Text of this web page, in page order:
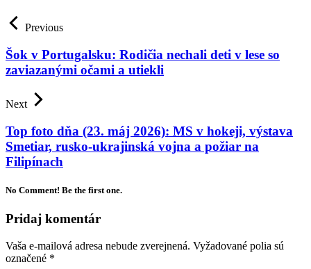
Previous
Šok v Portugalsku: Rodičia nechali deti v lese so
zaviazanými očami a utiekli
Next
Top foto dňa (23. máj 2026): MS v hokeji, výstava
Smetiar, rusko-­ukrajinská vojna a požiar na
Filipínach
No Comment! Be the first one.
Pridaj komentár
Vaša e-mailová adresa nebude zverejnená. Vyžadované polia sú
označené *